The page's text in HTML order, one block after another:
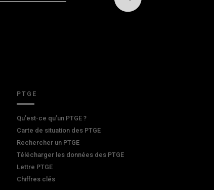
PTGE
Qu’est-ce qu’un PTGE ?
Carte de situation des PTGE
Rechercher un PTGE
Télécharger les données des PTGE
Lettre PTGE
Chiffres clés